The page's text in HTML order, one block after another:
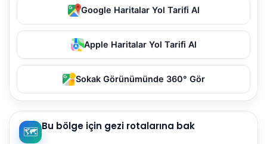
Google Haritalar Yol Tarifi Al
Apple Haritalar Yol Tarifi Al
Sokak Görünümünde 360° Gör
🗺️ Bu bölge için gezi rotalarına bak